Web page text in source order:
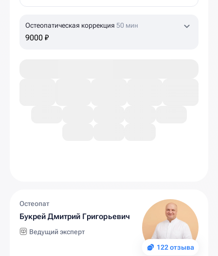
Остеопатическая коррекция 50 мин
9000 ₽
122 отзыва
Остеопат
Букрей Дмитрий Григорьевич
Ведущий эксперт